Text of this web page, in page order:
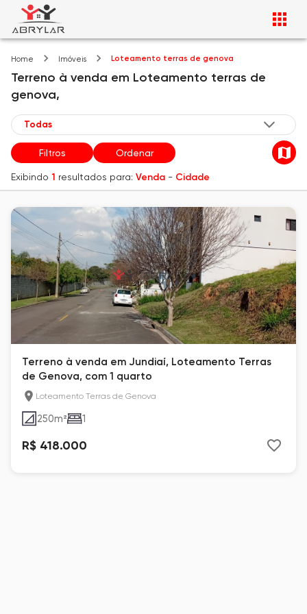
Home Imóveis Loteamento terras de genova
Terreno à venda em Loteamento terras de
genova,
Filtros Ordenar
Exibindo 1 resultados para: Venda - Cidade
Terreno à venda em Jundiaí, Loteamento Terras
de Genova, com 1 quarto
Loteamento Terras de Genova
250m² 1
R$ 418.000